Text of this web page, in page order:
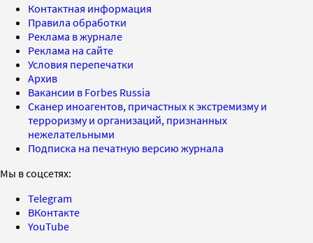
Контактная информация
Правила обработки
Реклама в журнале
Реклама на сайте
Условия перепечатки
Архив
Вакансии в Forbes Russia
Сканер иноагентов, причастных к экстремизму и
терроризму и организаций, признанных
нежелательными
Подписка на печатную версию журнала
Мы в соцсетях:
Telegram
ВКонтакте
YouTube